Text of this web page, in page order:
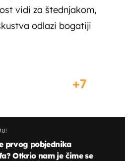
vidi za štednjakom,
odlazi bogatiji
7
prvog pobjednika
Otkrio nam je čime se